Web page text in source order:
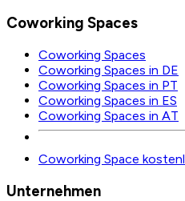
Coworking Spaces
Coworking Spaces
Coworking Spaces in DE
Coworking Spaces in PT
Coworking Spaces in ES
Coworking Spaces in AT
Coworking Space
Unternehmen